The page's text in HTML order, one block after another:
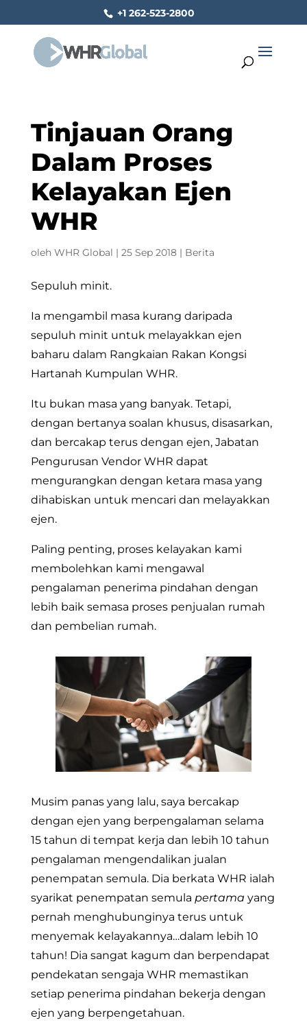
+1 262-523-2800
Tinjauan Orang
Dalam Proses
Kelayakan Ejen
WHR
oleh WHR Global | 25 Sep 2018| Berita
Sepuluh minit.
Ia mengambil masa kurang daripada
sepuluh minit untuk melayakkan ejen
baharu dalam Rangkaian Rakan Kongsi
Hartanah Kumpulan WHR.
Itu bukan masa yang banyak. Tetapi,
dengan bertanya soalan khusus, disasarkan,
dan bercakap terus dengan ejen, Jabatan
Pengurusan Vendor WHR dapat
mengurangkan dengan ketara masa yang
dihabiskan untuk mencari dan melayakkan
ejen.
Paling penting, proses kelayakan kami
membolehkan kami mengawal
pengalaman penerima pindahan dengan
lebih baik semasa proses penjualan rumah
dan pembelian rumah.
Musim panas yang lalu, saya bercakap
dengan ejen yang berpengalaman selama
15 tahun di tempat kerja dan lebih 10 tahun
pengalaman mengendalikan jualan
penempatan semula. Dia berkata WHR ialah
syarikat penempatan semula pertama yang
pernah menghubunginya terus untuk
menyemak kelayakannya…dalam lebih 10
tahun! Dia sangat kagum dan berpendapat
pendekatan sengaja WHR memastikan
setiap penerima pindahan bekerja dengan
ejen yang berpengetahuan.